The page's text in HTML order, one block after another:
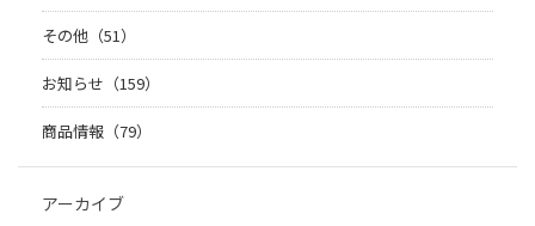
その他（51）
お知らせ（159）
商品情報（79）
アーカイブ